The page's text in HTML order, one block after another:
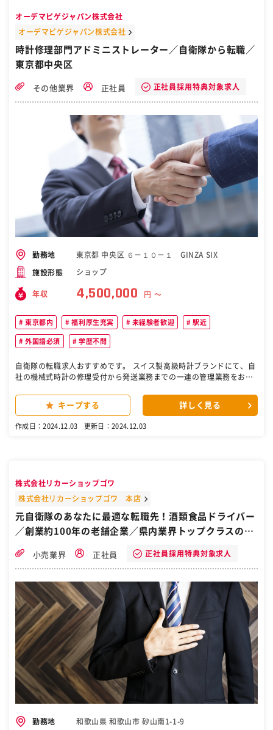
躍できます◎ ［自衛隊・転職・求人］
オーデマピゲジャパン株式会社
オーデマピゲジャパン株式会社
時計修理部門アドミニストレーター／自衛隊から転職／
東京都中央区
その他業界 正社員 正社員採用特典対象求人
勤務地 東京都 中央区 ６－１０－１ GINZA SIX
施設形態 ショップ
年収 4,500,000 円 〜
東京都内 福利厚生充実 未経験者歓迎 駅近
外国語必須 学歴不問
自衛隊の転職求人おすすめです。 スイス製高級時計ブランドにて、自
社の機械式時計の修理受付から発送業務までの一連の管理業務をお願
り扱って頂きます。 【担当業務】 ・修理受付から修理完了後の発送
の進捗管理、事務業務 ・専用システム、Excelを使用した事務処理
職・求人］
キープする 詳しく見る
作成日：2024.12.03 更新日：2024.12.03
株式会社リカーショップゴワ
株式会社リカーショップゴワ 本店
元自衛隊のあなたに最適な転職先！酒類食品ドライバー
／創業約100年の老舗企業／県内業界トップクラスの売
小売業界 正社員 正社員採用特典対象求人
勤務地 和歌山県 和歌山市 砂山南1-1-9